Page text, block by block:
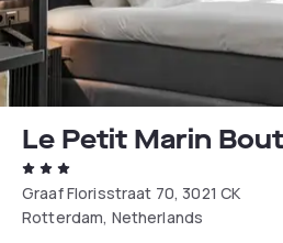
Le Petit Marin
Graaf Florisstraat 70, 3021 CK
Rotterdam, Netherlands